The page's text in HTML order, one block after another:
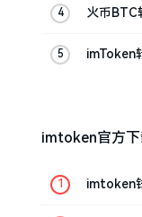
火币BTC
imToken
imtoken官方
imtoken